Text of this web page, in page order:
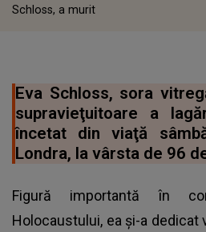
Schloss, a murit
Eva Schloss, sora
supravieţuitoare a
încetat din viaţă
Londra, la vârsta de 96
Figură importantă în
Holocaustului, ea şi-a dedicat